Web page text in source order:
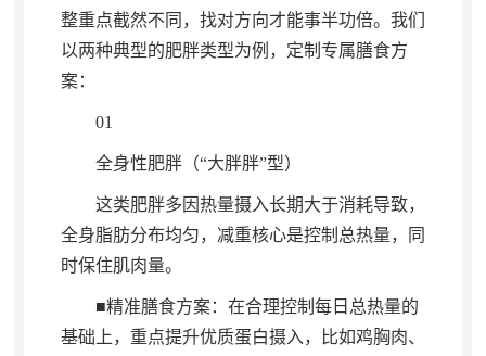
整重点截然不同，找对方向才能事半功倍。 我们
以两种典型的肥胖类型为例，定制专属膳食方
案：
01
全身性肥胖（“大胖胖”型）
这类肥胖多因热量摄入长期大于消耗导致，
全身脂肪分布均匀，减重核心是控制总热量，
同
时保住肌肉量。
■精准膳食方案：在合理控制每日总热量的
基础上 ， 重点提升优质蛋白摄入，比如鸡胸肉、